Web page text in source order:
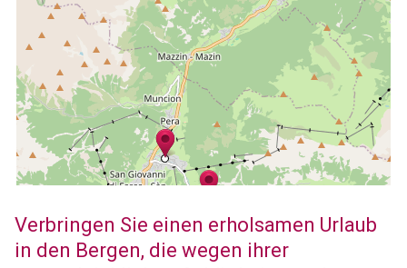
Verbringen Sie einen erholsamen Urlaub
in den Bergen, die wegen ihrer